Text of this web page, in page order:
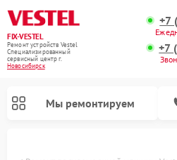
FIX-VESTEL
Ремонт устройств Vestel
Специализированный
cервисный центр г.
Новосибирск
+7
+7
Мы ремонтируем